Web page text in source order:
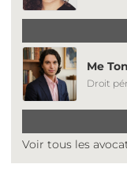
Me
Droit
Voir tous les